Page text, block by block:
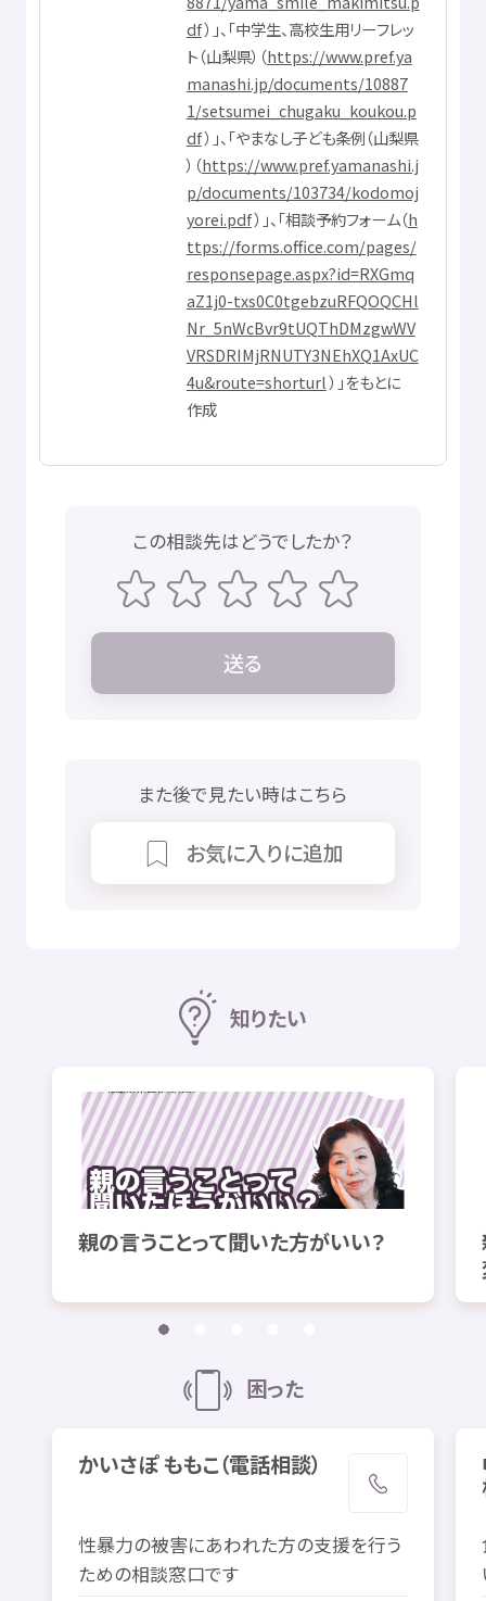
df）」、「中学生、高校生用リーフレッ
ト（山梨県）（https://www.pref.ya
manashi.jp/documents/10887
1/setsumei_chugaku_koukou.p
df）」、「やまなし子ども条例（山梨県
）（https://www.pref.yamanashi.j
p/documents/103734/kodomoj
yorei.pdf）」、「相談予約フォーム（h
ttps://forms.office.com/pages/
responsepage.aspx?id=RXGmq
aZ1j0-txs0C0tgebzuRFQOQCHl
Nr_5nWcBvr9tUQThDMzgwWV
VRSDRIMjRNUTY3NEhXQ1AxUC
4u&route=shorturl）」をもとに
作成
この相談先はどうでしたか？
送る
また後で見たい時はこちら
お気に入りに追加
知りたい
親の言うことって聞いた方がいい？
困った
かいさぽ ももこ（電話相談）
性暴力の被害にあわれた方の支援を行う
ための相談窓口です